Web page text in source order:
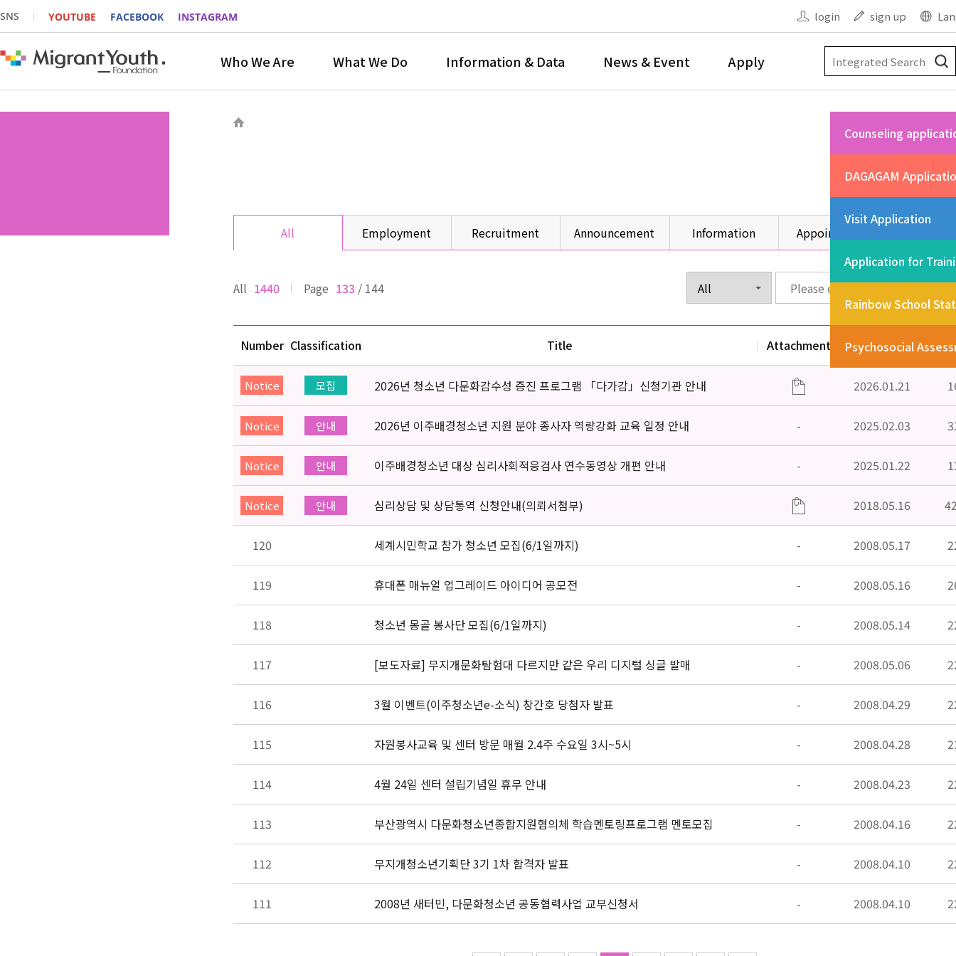
SNS YOUTUBE FACEBOOK INSTAGRAM login sign up
Who We Are What We Do Information & Data News & Event Apply
Counseling
DAGAGAM
Visit Application
Application for
Rainbow School
Psychosocial
All Employment Recruitment Announcement Information Appointment
All 1440 Page 133 / 144
Number Classification Title Attachment Date
Notice 모집 2026년 청소년 다문화감수성 증진 프로그램 「다가감」신청기관 안내 2026.01.21
Notice 안내 2026년 이주배경청소년 지원 분야 종사자 역량강화 교육 일정 안내 - 2025.02.03
Notice 안내 이주배경청소년 대상 심리사회적응검사 연수동영상 개편 안내 - 2025.01.22
Notice 안내 심리상담 및 상담통역 신청안내(의뢰서첨부) 2018.05.16
120 세계시민학교 참가 청소년 모집(6/1일까지) - 2008.05.17
119 휴대폰 매뉴얼 업그레이드 아이디어 공모전 - 2008.05.16
118 청소년 몽골 봉사단 모집(6/1일까지) - 2008.05.14
117 [보도자료] 무지개문화탐험대 다르지만 같은 우리 디지털 싱글 발매 - 2008.05.06
116 3월 이벤트(이주청소년e-소식) 창간호 당첨자 발표 - 2008.04.29
115 자원봉사교육 및 센터 방문 매월 2.4주 수요일 3시~5시 - 2008.04.28
114 4월 24일 센터 설립기념일 휴무 안내 - 2008.04.23
113 부산광역시 다문화청소년종합지원협의체 학습멘토링프로그램 멘토모집 - 2008.04.16
112 무지개청소년기획단 3기 1차 합격자 발표 - 2008.04.10
111 2008년 새터민, 다문화청소년 공동협력사업 교부신청서 - 2008.04.10